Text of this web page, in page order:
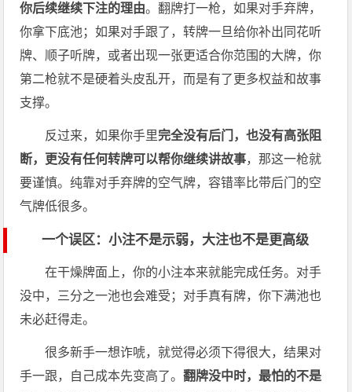
你后续继续下注的理由。翻牌打一枪，如果对手弃牌，
你拿下底池；如果对手跟了，转牌一旦给你补出同花听
牌、顺子听牌，或者出现一张更适合你范围的大牌，你
第二枪就不是硬着头皮乱开，而是有了更多权益和故事
支撑。
反过来，如果你手里完全没有后门，也没有高张阻
断，更没有任何转牌可以帮你继续讲故事，那这一枪就
要谨慎。纯靠对手弃牌的空气牌，容错率比带后门的空
气牌低很多。
一个误区：小注不是示弱，大注也不是更高级
在干燥牌面上，你的小注本来就能完成任务。对手
没中，三分之一池也会难受；对手真有牌，你下满池也
未必赶得走。
很多新手一想诈唬，就觉得必须下得很大，结果对
手一跟，自己成本先变高了。翻牌没中时，最怕的不是